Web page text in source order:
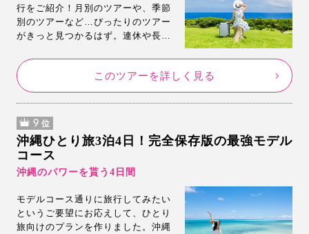
行をご紹介！月別のツアーや、季節
別のツアーなど…ぴったりのツアー
がきっと見つかるはず。連休や長期
い！人気の日程のご予約はお早め
に…！
このツアーを詳しく見る
9 位
沖縄ひとり旅3泊4日！完全保存版の最強モデル
コース
沖縄のパワーを貰う4日間
モデルコース通りに旅行してみたい
というご要望にお応えして、ひとり
旅向けのプランを作りました。沖縄